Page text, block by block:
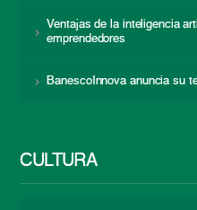
Ventajas de la inteligencia
emprendedores
BanescoInnova anuncia su
CULTURA